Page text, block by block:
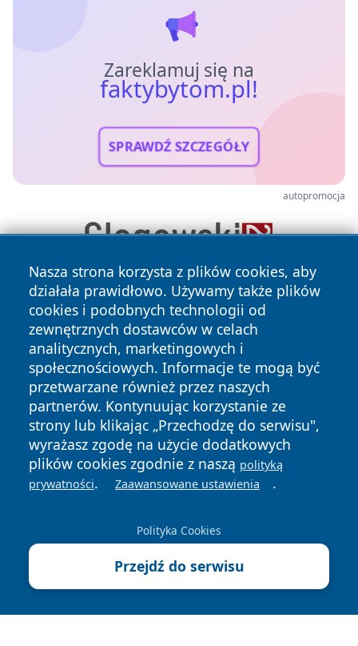
Zareklamuj się na
faktybytom.pl!
SPRAWDŹ SZCZEGÓŁY
autopromocja
Nasza strona korzysta z plików cookies, aby
działała prawidłowo. Używamy także plików
cookies i podobnych technologii od
zewnętrznych dostawców w celach
analitycznych, marketingowych i
społecznościowych. Informacje te mogą być
przetwarzane również przez naszych
partnerów. Kontynuując korzystanie ze
strony lub klikając „Przechodzę do serwisu",
wyrażasz zgodę na użycie dodatkowych
plików cookies zgodnie z naszą polityką
prywatności. Zaawansowane ustawienia .
Polityka Cookies
Przejdź do serwisu
Copyright © 2026 faktybytom.pl Wszystkie prawa zastrzeżone.
News Autorzy
Polityka
Prywatności
Polityka
Cookies